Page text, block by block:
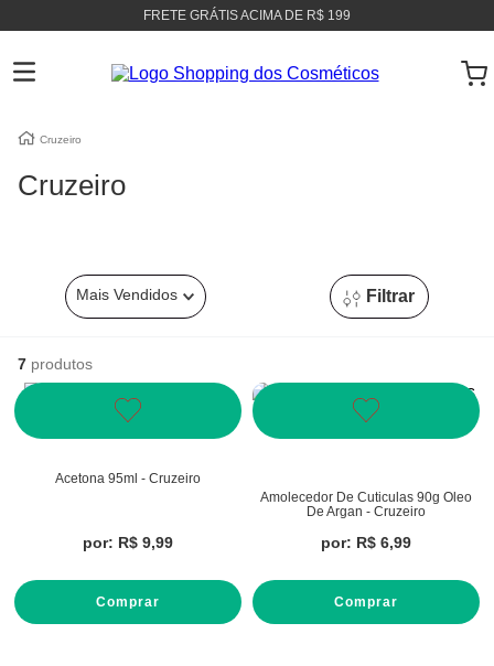
FRETE GRÁTIS ACIMA DE R$ 199
Cruzeiro
Cruzeiro
Mais Vendidos Filtrar
7 produtos
Acetona 95ml - Cruzeiro
por: R$ 9,99
Comprar
Amolecedor De Cuticulas 90g Oleo
De Argan - Cruzeiro
por: R$ 6,99
Comprar